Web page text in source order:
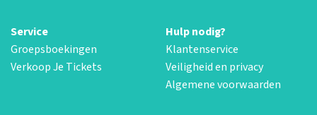
Service
Groepsboekingen
Verkoop Je Tickets
Hulp nodig?
Klantenservice
Veiligheid en privacy
Algemene voorwaarden